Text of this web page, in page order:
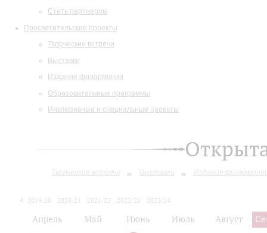
Стать партнером
Просветительские проекты
Творческие встречи
Выставки
Издания филармонии
Образовательные программы
Инклюзивные и специальные проекты
Творческие встречи Выставки Издания
2019/20 2020/21 2021/22 2022/23
2023/24
Апрель Май Июнь Июль Август